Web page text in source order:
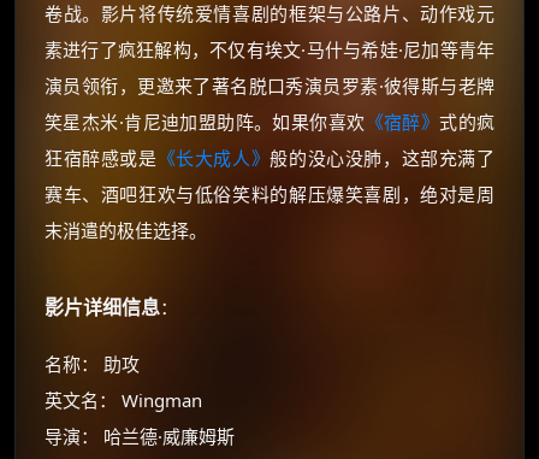
卷战。影片将传统爱情喜剧的框架与公路片、动作戏元
素进行了疯狂解构，不仅有埃文·马什与希娃·尼加等青年
演员领衔，更邀来了著名脱口秀演员罗素·彼得斯与老牌
笑星杰米·肯尼迪加盟助阵。如果你喜欢 《宿醉》式的疯
狂宿醉感或是 《长大成人》般的没心没肺，这部充满了
赛车、酒吧狂欢与低俗笑料的解压爆笑喜剧，绝对是周
末消遣的极佳选择。
影片详细信息：
名称： 助攻
英文名： Wingman
导演： 哈兰德·威廉姆斯